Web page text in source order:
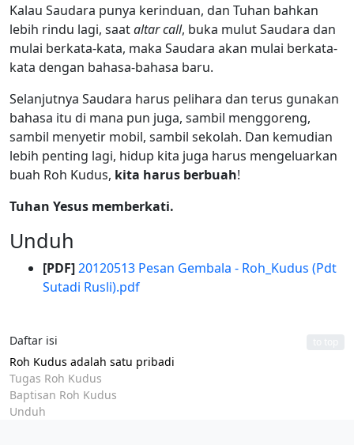
Kalau Saudara punya kerinduan, dan Tuhan bahkan
lebih rindu lagi, saataltar call, buka mulut Saudara dan
mulai berkata-kata, maka Saudara akan mulai berkata-
kata dengan bahasa-bahasa baru.
Selanjutnya Saudara harus pelihara dan terus gunakan
bahasa itu di mana pun juga, sambil menggoreng,
sambil menyetir mobil, sambil sekolah. Dan kemudian
lebih penting lagi, hidup kita juga harus mengeluarkan
buah Roh Kudus, kita harus berbuah!
Tuhan Yesus memberkati.
Unduh
[PDF] 20120513 Pesan Gembala - Roh_Kudus (Pdt
Sutadi Rusli).pdf
Daftar isi
Roh Kudus adalah satu pribadi
Tugas Roh Kudus
Baptisan Roh Kudus
Unduh